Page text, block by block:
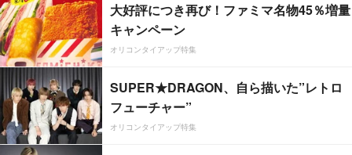
大好評につき再び！ファミマ名物45％増量
キャンペーン
オリコンタイアップ特集
SUPER★DRAGON、自ら描いた”レトロ
フューチャー”
オリコンタイアップ特集